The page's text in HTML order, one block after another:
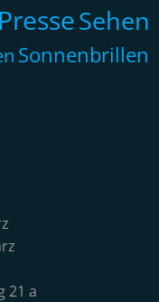
PresseSehen
Sonnenbrillen
21 a